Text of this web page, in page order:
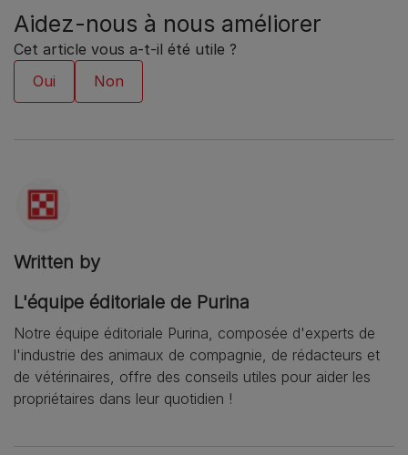
Aidez-nous à nous améliorer
Cet article vous a-t-il été utile ?
Written by
L'équipe éditoriale de Purina
Notre équipe éditoriale Purina, composée d'experts de
l'industrie des animaux de compagnie, de rédacteurs et
de vétérinaires, offre des conseils utiles pour aider les
propriétaires dans leur quotidien !